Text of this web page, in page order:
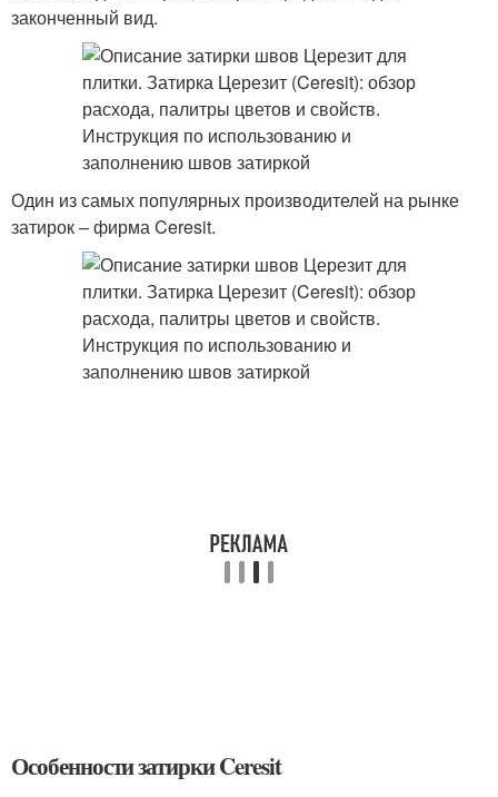
законченный вид.
Один из самых популярных производителей на рынке
затирок – фирма Ceresit.
Особенности затирки Ceresit